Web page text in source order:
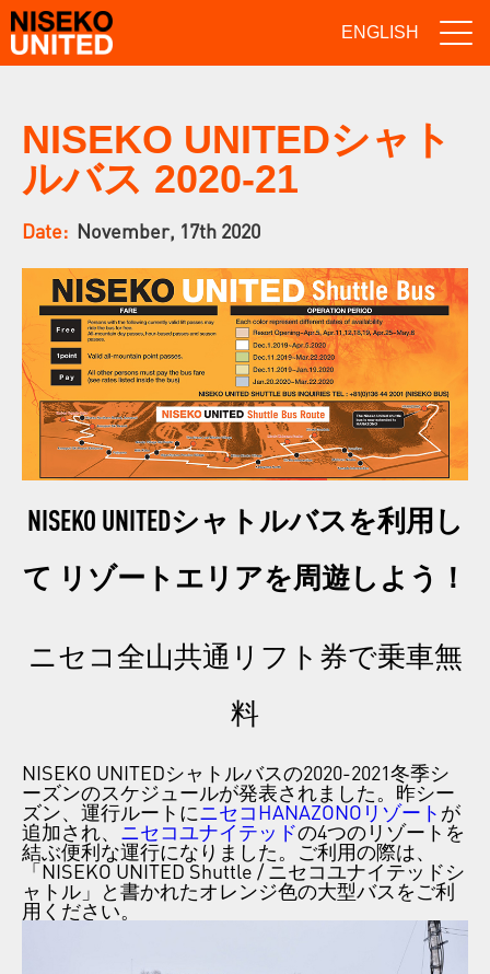
ENGLISH
NISEKO UNITEDシャト
ルバス 2020-21
Date: November, 17th 2020
NISEKO UNITEDシャトルバスを利用し
て リゾートエリアを周遊しよう！
ニセコ全山共通リフト券で乗車無
料
NISEKO UNITEDシャトルバスの2020-2021冬季シ
ーズンのスケジュールが発表されました。昨シー
ズン、運行ルートにニセコHANAZONOリゾート が
追加され、 ニセコユナイテッドの4つのリゾートを
結ぶ便利な運行になりました。ご利用の際は、
「NISEKO UNITED Shuttle / ニセコユナイテッドシ
ャトル」と書かれたオレンジ色の大型バスをご利
用ください。